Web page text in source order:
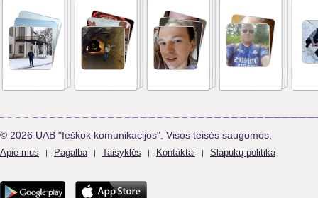
© 2026 UAB "Ieškok komunikacijos". Visos teisės saugomos.
Apie mus | Pagalba | Taisyklės | Kontaktai | Slapukų politika